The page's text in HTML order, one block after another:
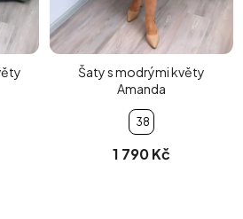
Šaty s modrými květy
Amanda
38
1 790 Kč